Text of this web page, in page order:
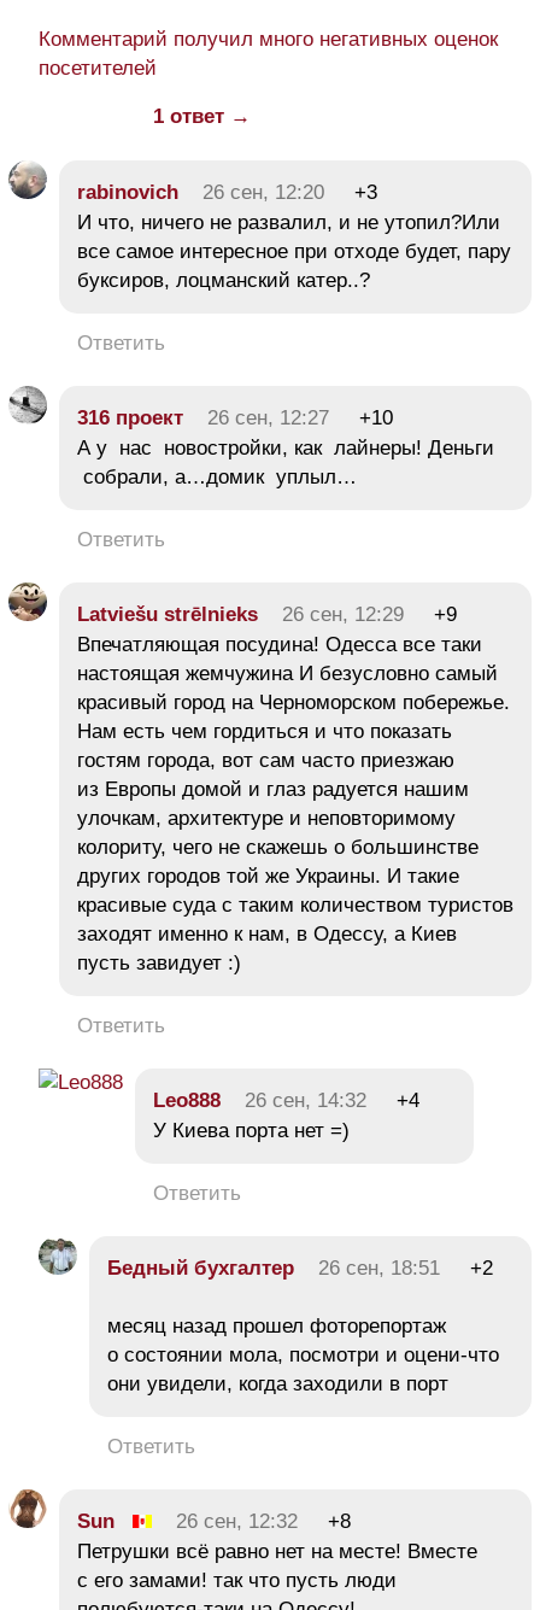
Комментарий получил много негативных оценок
посетителей
1 ответ →
rabinovich 26 сен, 12:20
+3
И что, ничего не развалил, и не утопил?Или
все самое интересное при отходе будет, пару
буксиров, лоцманский катер..?
Ответить
316 проект 26 сен, 12:27
+10
А у нас новостройки, как лайнеры! Деньги
собрали, а…домик уплыл…
Ответить
Latviešu strēlnieks 26 сен, 12:29
+9
Впечатляющая посудина! Одесса все таки
настоящая жемчужина И безусловно самый
красивый город на Черноморском побережье.
Нам есть чем гордиться и что показать
гостям города, вот сам часто приезжаю
из Европы домой и глаз радуется нашим
улочкам, архитектуре и неповторимому
колориту, чего не скажешь о большинстве
других городов той же Украины. И такие
красивые суда с таким количеством туристов
заходят именно к нам, в Одессу, а Киев
пусть завидует :)
Ответить
Leo888 26 сен, 14:32
+4
У Киева порта нет =)
Ответить
Бедный бухгалтер 26 сен, 18:51 +2
месяц назад прошел фоторепортаж
о состоянии мола, посмотри и оцени-что
они увидели, когда заходили в порт
Ответить
Sun 26 сен, 12:32
+8
Петрушки всё равно нет на месте! Вместе
с его замами! так что пусть люди